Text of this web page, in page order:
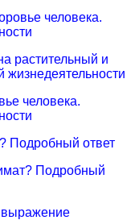
человека.
растительный и
человека.
Подробный ответ
Подробный
выражение